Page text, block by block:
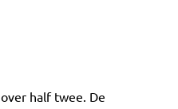
half twee. De